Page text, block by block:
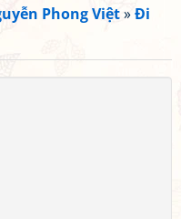
Phong Việt»Đi